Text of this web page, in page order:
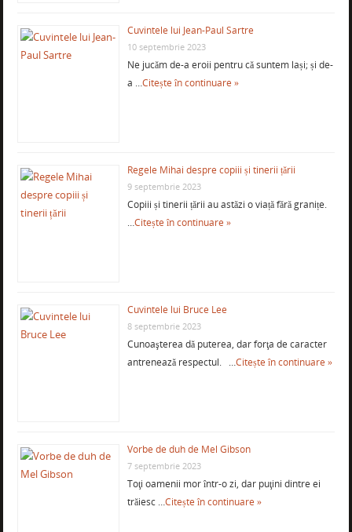
Cuvintele lui Jean-Paul Sartre
10 septembrie 2023
Ne jucăm de-a eroii pentru că suntem lași; și de-
a …Citește în continuare »
Regele Mihai despre copiii și tinerii țării
9 septembrie 2023
Copiii și tinerii țării au astăzi o viață fără granițe.
…Citește în continuare »
Cuvintele lui Bruce Lee
8 septembrie 2023
Cunoaşterea dă puterea, dar forţa de caracter
antrenează respectul. …Citește în continuare »
Vorbe de duh de Mel Gibson
7 septembrie 2023
Toţi oamenii mor într-o zi, dar puţini dintre ei
trăiesc …Citește în continuare »